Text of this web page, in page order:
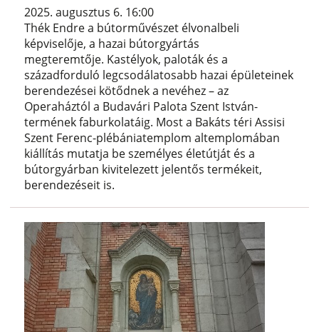
2025. augusztus 6. 16:00
Thék Endre a bútorművészet élvonalbeli
képviselője, a hazai bútorgyártás
megteremtője. Kastélyok, paloták és a
századforduló legcsodálatosabb hazai épületeinek
berendezései kötődnek a nevéhez – az
Operaháztól a Budavári Palota Szent István-
termének faburkolatáig. Most a Bakáts téri Assisi
Szent Ferenc-plébániatemplom altemplomában
kiállítás mutatja be személyes életútját és a
bútorgyárban kivitelezett jelentős termékeit,
berendezéseit is.